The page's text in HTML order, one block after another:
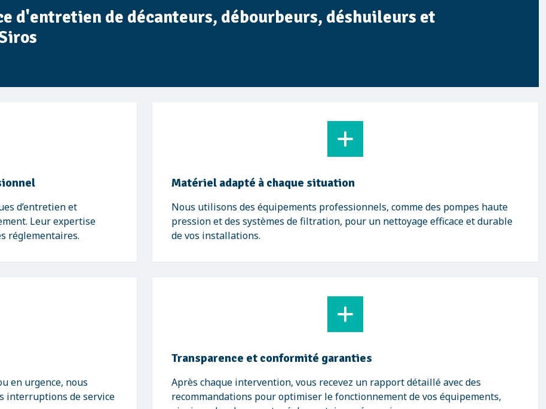
d'entretien de décanteurs, débourbeurs, déshuileurs et
d’entretien et
Leur expertise
réglementaires.
Matériel adapté à chaque situation
Nous utilisons des équipements professionnels, comme des pompes haute
pression et des systèmes de filtration, pour un nettoyage efficace et durable
de vos installations.
en urgence, nous
interruptions de service
Transparence et conformité garanties
Après chaque intervention, vous recevez un rapport détaillé avec des
recommandations pour optimiser le fonctionnement de vos équipements,